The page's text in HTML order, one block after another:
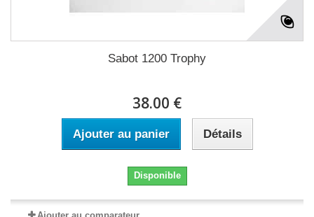
Sabot 1200 Trophy
38.00 €
Ajouter au panier Détails
Disponible